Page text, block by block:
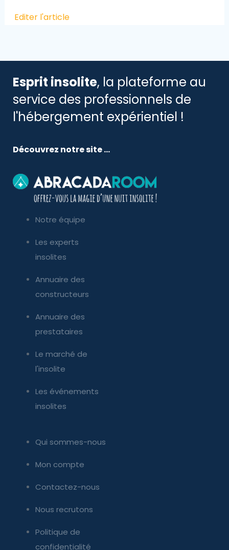
Editer l'article
Esprit insolite, la plateforme au
service des professionnels de
l'hébergement expérientiel !
Découvrez notre site ...
Notre équipe
Les experts
insolites
Annuaire des
constructeurs
Annuaire des
prestataires
Le marché de
l'insolite
Les événements
insolites
Qui sommes-nous
Mon compte
Contactez-nous
Nous recrutons
Politique de
confidentialité